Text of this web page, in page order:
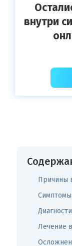
внутри
Причины
Симптомы
Лечение